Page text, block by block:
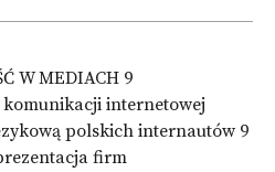
W MEDIACH 9
komunikacji internetowej
polskich internautów 9
firm